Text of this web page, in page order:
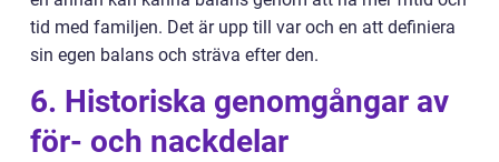
tid med familjen. Det är upp till var och en att definiera
sin egen balans och sträva efter den.
6. Historiska genomgångar av
för- och nackdelar